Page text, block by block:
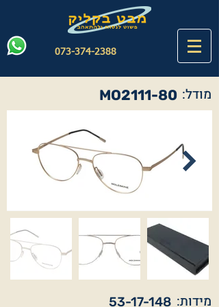
073-374-2388
MO2111-80 מודל:
53-17-148 מידות: